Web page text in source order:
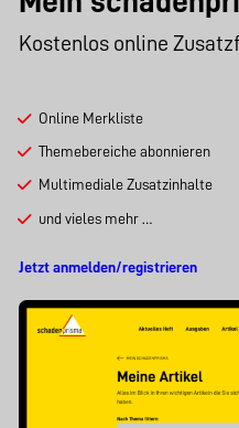
Kostenlos online
Online Merkliste
Themebereiche abonnieren
Multimediale Zusatzinhalte
und vieles mehr …
Jetzt anmelden/registrieren